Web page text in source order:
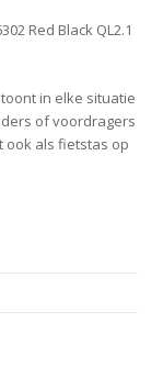
Red Black QL2.1
in elke situatie
of voordragers
ook als fietstas op